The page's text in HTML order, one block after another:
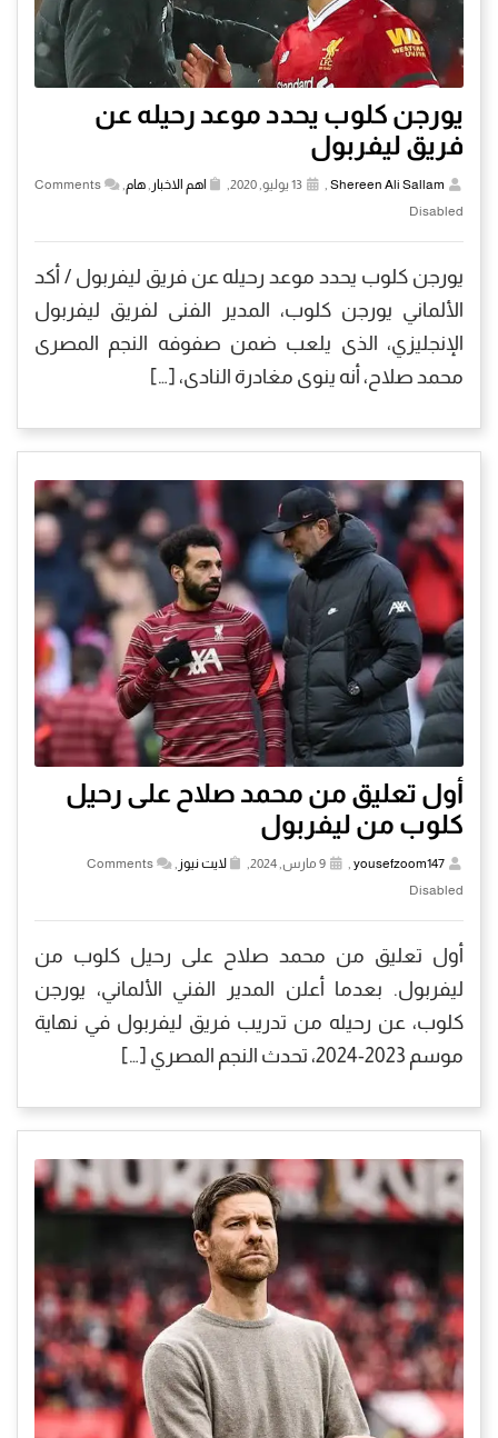
يورجن كلوب يحدد موعد رحيله عن
فريق ليفربول
Shereen Ali Sallam
, اهم الاخبار ,هام,
Comments
Disabled
يورجن كلوب يحدد موعد رحيله عن فريق ليفربول / أكد
الألماني يورجن كلوب، المدير الفنى لفريق ليفربول
الإنجليزي، الذى يلعب ضمن صفوفه النجم المصرى
محمد صلاح، أنه ينوى مغادرة النادى، […]
أول تعليق من محمد صلاح على رحيل
كلوب من ليفربول
yousefzoom147 لايت نيوز
Comments
Disabled
أول تعليق من محمد صلاح على رحيل كلوب من
ليفربول. بعدما أعلن المدير الفني الألماني، يورجن
كلوب، عن رحيله من تدريب فريق ليفربول في نهاية
موسم 2023-2024، تحدث النجم المصري […]